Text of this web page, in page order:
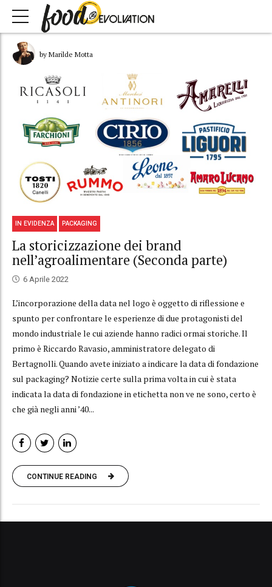
by Marilde Motta
IN EVIDENZA PACKAGING
La storicizzazione dei brand
nell’agroalimentare (Seconda parte)
6 Aprile 2022
L’incorporazione della data nel logo è oggetto di riflessione e
spunto per confrontare le esperienze di due protagonisti del
mondo industriale le cui aziende hanno radici ormai storiche. Il
primo è Riccardo Ravasio, amministratore delegato di
Bertagnolli. Quando avete iniziato a indicare la data di fondazione
sul packaging? Notizie certe sulla prima volta in cui è stata
indicata la data di fondazione in etichetta non ve ne sono, certo è
che già negli anni ’40...
CONTINUE READING